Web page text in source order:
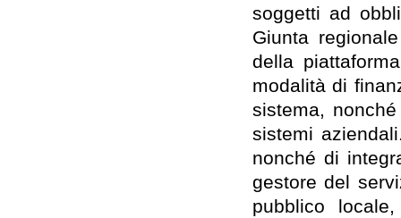
soggetti ad
Giunta
della
modalità di
sistema,
sistemi
nonché di
gestore del
pubblico